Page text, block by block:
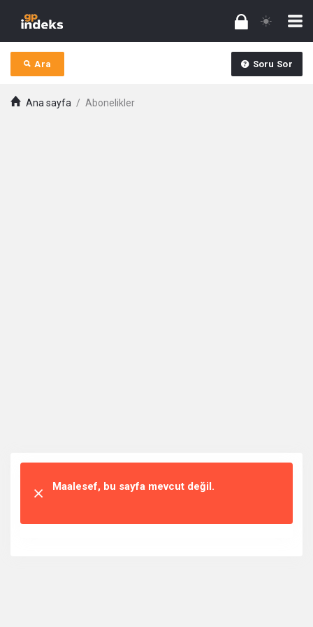
Ara Soru Sor
Ana sayfa / Abonelikler
Maalesef, bu sayfa mevcut değil.